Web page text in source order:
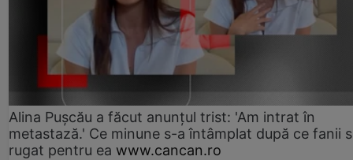
Alina Pușcău a făcut anunțul trist: 'Am intrat în
metastază.' Ce minune s-a întâmplat după ce fanii
rugat pentru ea www.cancan.ro